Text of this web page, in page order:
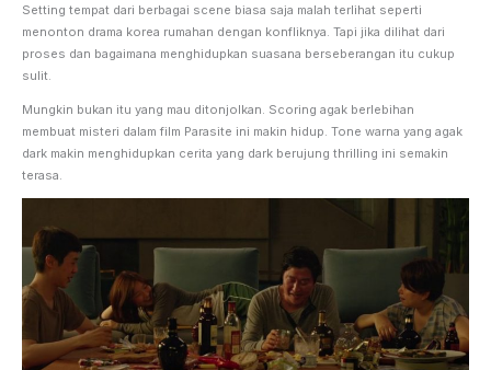
Setting tempat dari berbagai scene biasa saja malah terlihat seperti
menonton drama korea rumahan dengan konfliknya. Tapi jika dilihat dari
proses dan bagaimana menghidupkan suasana berseberangan itu cukup
sulit.
Mungkin bukan itu yang mau ditonjolkan. Scoring agak berlebihan
membuat misteri dalam film Parasite ini makin hidup. Tone warna yang agak
dark makin menghidupkan cerita yang dark berujung thrilling ini semakin
terasa.